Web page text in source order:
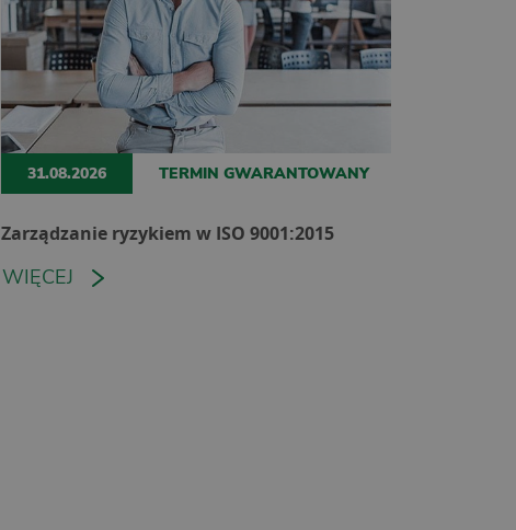
31.08.2026 TERMIN GWARANTOWANY
Zarządzanie ryzykiem w ISO 9001:2015
WIĘCEJ